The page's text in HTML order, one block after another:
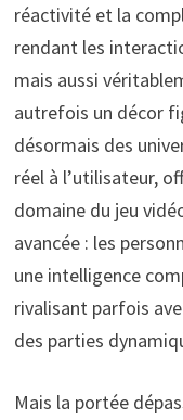
réactivité et la
rendant les
mais aussi
autrefois un décor
désormais des
réel à l’utilisateur,
domaine du jeu
avancée : les
une intelligence
rivalisant parfois
des parties
Mais la portée